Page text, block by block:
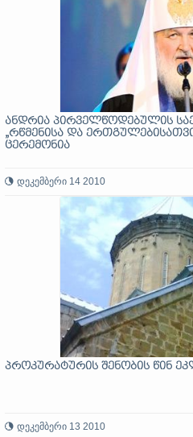
ანდრია პირველწოდებულის
„რწმენისა და
ცერემონია
დეკემბერი 14 2010
პროკურატურის შენობის წინ
დეკემბერი 13 2010